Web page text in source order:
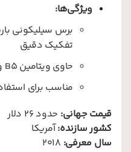
ویژگی‌ها:
برس سیلیکونی
تفکیک دقیق
حاوی ویتامین B5 و ترکیبات حجم‌دهنده
مناسب برای
قیمت جهانی: حدود 26 دلار
کشور سازنده:آمریکا
سال معرفی: